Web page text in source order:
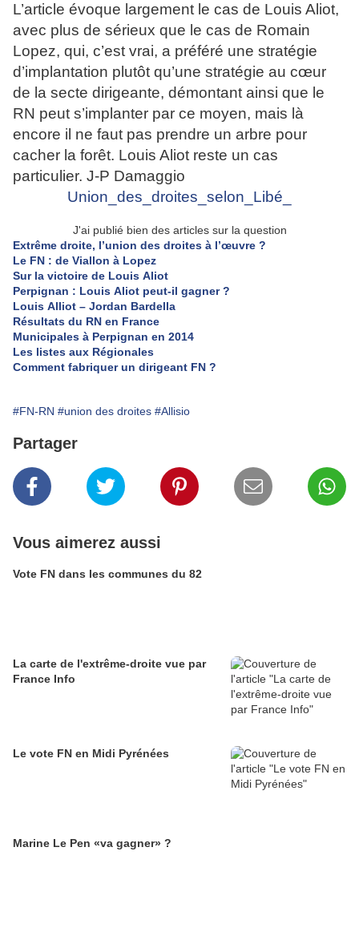
L’article évoque largement le cas de Louis Aliot,
avec plus de sérieux que le cas de Romain
Lopez, qui, c’est vrai, a préféré une stratégie
d’implantation plutôt qu’une stratégie au cœur
de la secte dirigeante, démontant ainsi que le
RN peut s’implanter par ce moyen, mais là
encore il ne faut pas prendre un arbre pour
cacher la forêt. Louis Aliot reste un cas
particulier. J-P Damaggio
Union_des_droites_selon_Libé_
J'ai publié bien des articles sur la question
Extrême droite, l’union des droites à l’œuvre ?
Le FN : de Viallon à Lopez
Sur la victoire de Louis Aliot
Perpignan : Louis Aliot peut-il gagner ?
Louis Alliot – Jordan Bardella
Résultats du RN en France
Municipales à Perpignan en 2014
Les listes aux Régionales
Comment fabriquer un dirigeant FN ?
#FN-RN #union des droites #Allisio
Partager
Vous aimerez aussi
Vote FN dans les communes du 82
La carte de l'extrême-droite vue par
France Info
Le vote FN en Midi Pyrénées
Marine Le Pen «va gagner» ?